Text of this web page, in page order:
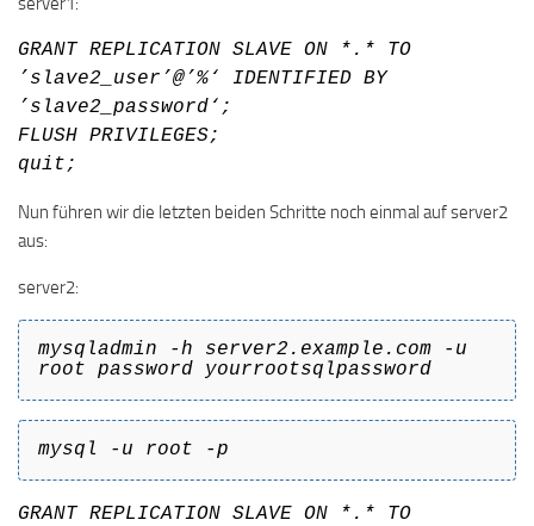
GRANT REPLICATION SLAVE ON *.* TO
’slave2_user’@’%‘ IDENTIFIED BY
’slave2_password‘;
FLUSH PRIVILEGES;
quit;
Nun führen wir die letzten beiden Schritte noch einmal auf server2
aus:
server2:
mysqladmin -h server2.example.com -u
root password yourrootsqlpassword
mysql -u root -p
GRANT REPLICATION SLAVE ON *.* TO